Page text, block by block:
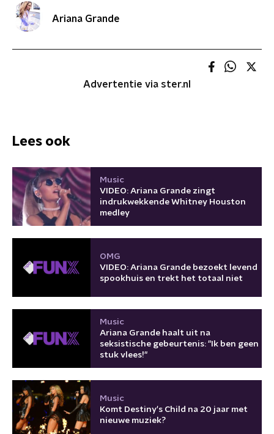
Ariana Grande
Advertentie via ster.nl
Lees ook
Music
VIDEO: Ariana Grande zingt
indrukwekkende Whitney Houston
medley
OMG
VIDEO: Ariana Grande bezoekt levend
spookhuis en trekt het totaal niet
Music
Ariana Grande haalt uit na
seksistische gebeurtenis: "Ik ben geen
stuk vlees!"
Music
Komt Destiny's Child na 20 jaar met
nieuwe muziek?